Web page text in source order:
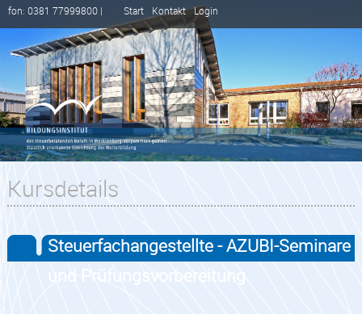
fon: 0381 77999800 | Start Kontakt Login
Kursdetails
Steuerfachangestellte - AZUBI-Seminare